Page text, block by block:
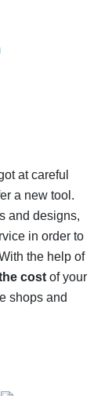
money is a
AliExpress
is
to find it
- let's
at careful
a new tool.
and designs,
in order to
the help of
costof your
shops and